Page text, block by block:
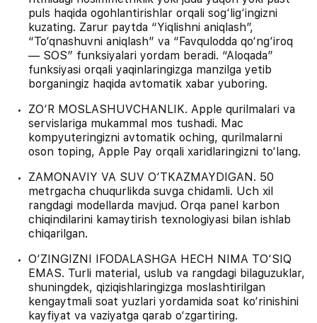
puls haqida ogohlantirishlar orqali sog‘lig‘ingizni
kuzating. Zarur paytda “Yiqlishni aniqlash”,
“To‘qnashuvni aniqlash” va “Favqulodda qo‘ng‘iroq
— SOS” funksiyalari yordam beradi. “Aloqada”
funksiyasi orqali yaqinlaringizga manzilga yetib
borganingiz haqida avtomatik xabar yuboring.
ZO‘R MOSLASHUVCHANLIK. Apple qurilmalari va
servislariga mukammal mos tushadi. Mac
kompyuteringizni avtomatik oching, qurilmalarni
oson toping, Apple Pay orqali xaridlaringizni to‘lang.
ZAMONAVIY VA SUV O‘TKAZMAYDIGAN. 50
metrgacha chuqurlikda suvga chidamli. Uch xil
rangdagi modellarda mavjud. Orqa panel karbon
chiqindilarini kamaytirish texnologiyasi bilan ishlab
chiqarilgan.
O‘ZINGIZNI IFODALASHGA HECH NIMA TO‘SIQ
EMAS. Turli material, uslub va rangdagi bilaguzuklar,
shuningdek, qiziqishlaringizga moslashtirilgan
kengaytmali soat yuzlari yordamida soat ko‘rinishini
kayfiyat va vaziyatga qarab o‘zgartiring.